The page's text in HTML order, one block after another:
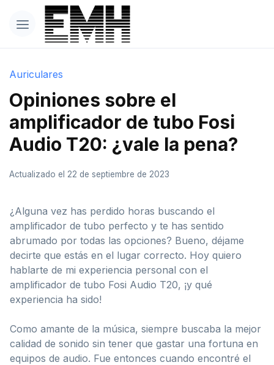
Auriculares
Opiniones sobre el
amplificador de tubo Fosi
Audio T20: ¿vale la pena?
Actualizado el 22 de septiembre de 2023
¿Alguna vez has perdido horas buscando el
amplificador de tubo perfecto y te has sentido
abrumado por todas las opciones? Bueno, déjame
decirte que estás en el lugar correcto. Hoy quiero
hablarte de mi experiencia personal con el
amplificador de tubo Fosi Audio T20, ¡y qué
experiencia ha sido!
Como amante de la música, siempre buscaba la mejor
calidad de sonido sin tener que gastar una fortuna en
equipos de audio. Fue entonces cuando encontré el